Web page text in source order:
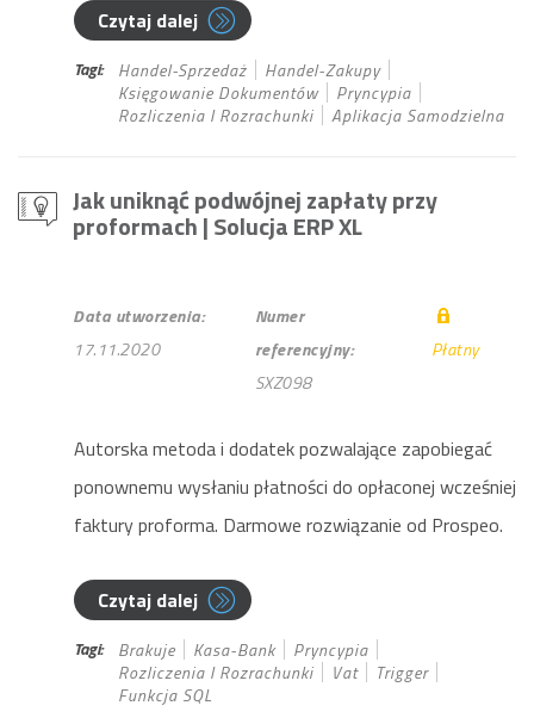
Czytaj dalej
Tagi: Handel-Sprzedaż
Handel-Zakupy
Księgowanie Dokumentów
Pryncypia
Rozliczenia I Rozrachunki
Aplikacja Samodzielna
Jak uniknąć podwójnej zapłaty przy
proformach| Solucja ERP XL
Data utworzenia:
17.11.2020
Numer
referencyjny:
SXZ098
Płatny
Autorska metoda i dodatek pozwalające zapobiegać
ponownemu wysłaniu płatności do opłaconej wcześniej
faktury proforma. Darmowe rozwiązanie od Prospeo.
Czytaj dalej
Tagi: Brakuje Kasa-Bank
Pryncypia
Rozliczenia I Rozrachunki
Vat
Trigger
Funkcja SQL